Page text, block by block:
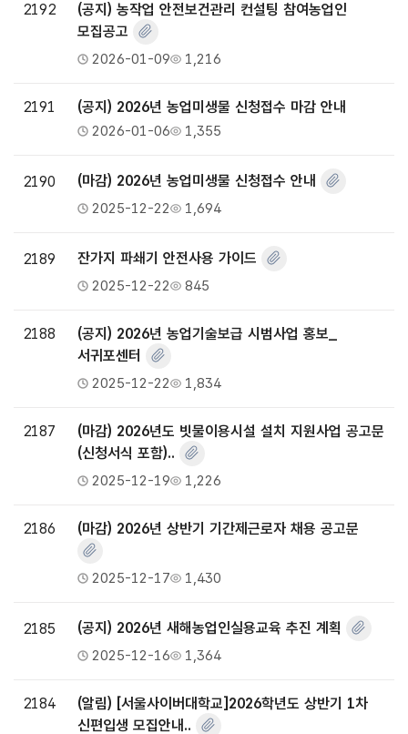
2192
(공지) 농작업 안전보건관리 컨설팅 참여농업인
모집공고
2026-01-09 1,216
2191 (공지) 2026년 농업미생물 신청접수 마감 안내
2026-01-06 1,355
2190 (마감) 2026년 농업미생물 신청접수 안내
2025-12-22 1,694
2189 잔가지 파쇄기 안전사용 가이드
2025-12-22 845
2188
(공지) 2026년 농업기술보급 시범사업 홍보_
서귀포센터
2025-12-22 1,834
2187
(마감) 2026년도 빗물이용시설 설치 지원사업 공고문
(신청서식 포함)..
2025-12-19 1,226
2186 (마감) 2026년 상반기 기간제근로자 채용 공고문
2025-12-17 1,430
2185 (공지) 2026년 새해농업인실용교육 추진 계획
2025-12-16 1,364
2184
(알림) [서울사이버대학교]2026학년도 상반기 1차
신편입생 모집안내..